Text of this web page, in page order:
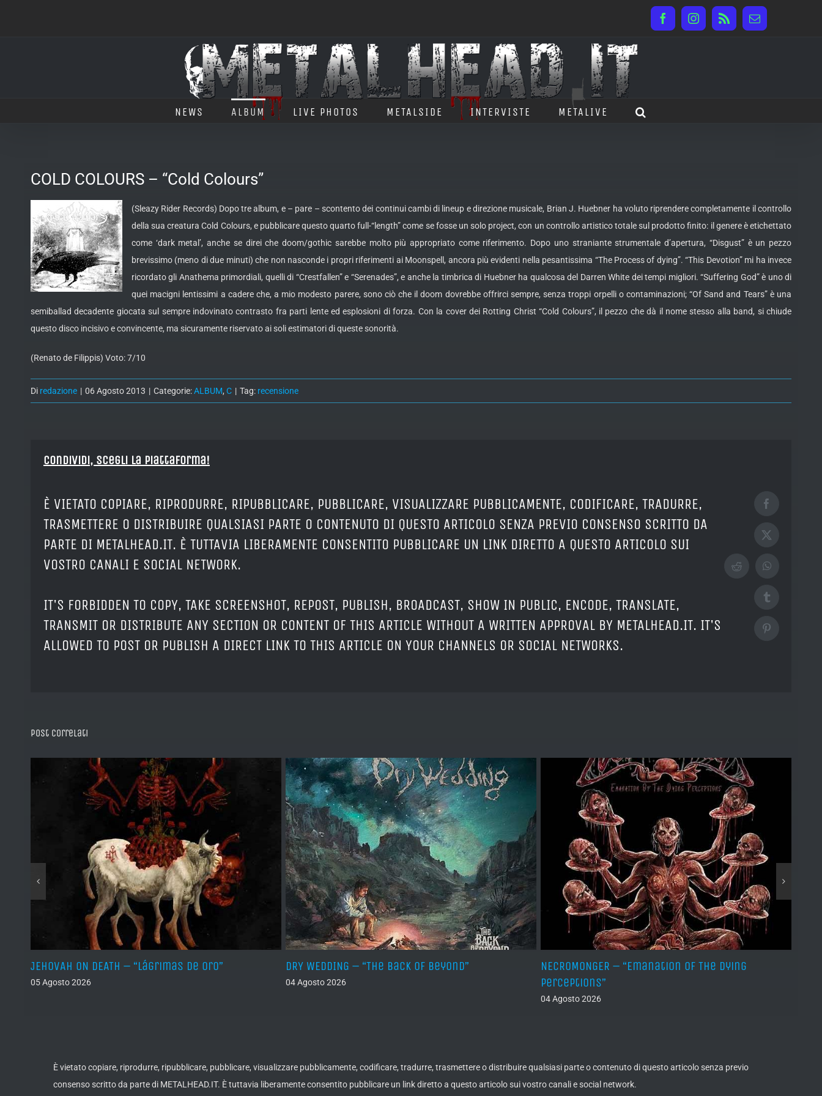
FacebookInstagram
Rss Email
NEWS ALBUM LIVE PHOTOS METALSIDE INTERVISTE METALIVE
COLD COLOURS – “Cold Colours”
(Sleazy Rider Records) Dopo tre album, e – pare – scontento dei continui cambi di lineup e direzione musicale, Brian J. Huebner ha voluto riprendere completamente il controllo
della sua creatura Cold Colours, e pubblicare questo quarto full-“length” come se fosse un solo project, con un controllo artistico totale sul prodottofinito: il genere è etichettato
come ‘dark metal’, anche se direi che doom/gothic sarebbe molto più appropriato come riferimento. Dopo uno straniante strumentale d’apertura, “Disgust” è un pezzo
brevissimo (meno di due minuti) che non nasconde i propri riferimenti ai Moonspell, ancora più evidenti nella pesantissima “The Process of dying”. “This Devotion” mi ha invece
ricordato gli Anathema primordiali, quelli di “Crestfallen” e “Serenades”, e anche la timbrica di Huebner ha qualcosa del Darren White dei tempi migliori. “Suffering God” è uno di
quei macigni lentissimi a cadere che, a mio modesto parere, sono ciò che il doom dovrebbe offrirci sempre, senza troppi orpelli o contaminazioni; “Of Sand and Tears” è una
semiballad decadente giocata sul sempre indovinato contrasto fra parti lente ed esplosioni di forza. Con la cover dei Rotting Christ “Cold Colours”, il pezzo che dà il nome stesso alla band, si chiude
questo disco incisivo e convincente, ma sicuramente riservato ai soli estimatori di queste sonorità.
(Renato de Filippis) Voto: 7/10
Di redazione | 06 Agosto 2013 | Categorie:ALBUM, C | Tag: recensione
Condividi, Scegli la piattaforma!
È VIETATO COPIARE, RIPRODURRE, RIPUBBLICARE, PUBBLICARE, VISUALIZZARE PUBBLICAMENTE, CODIFICARE, TRADURRE,
TRASMETTERE O DISTRIBUIRE QUALSIASI PARTE O CONTENUTO DI QUESTO ARTICOLO SENZA PREVIO CONSENSO SCRITTO DA
PARTE DI METALHEAD.IT. È TUTTAVIA LIBERAMENTE CONSENTITO PUBBLICARE UN LINK DIRETTO A QUESTO ARTICOLO SUI
VOSTRO CANALI E SOCIAL NETWORK.
IT'S FORBIDDEN TO COPY, TAKE SCREENSHOT, REPOST, PUBLISH, BROADCAST, SHOW IN PUBLIC, ENCODE, TRANSLATE,
TRANSMIT OR DISTRIBUTE ANY SECTION OR CONTENT OF THIS ARTICLE WITHOUT A WRITTEN APPROVAL BY METALHEAD.IT. IT'S
ALLOWED TO POST OR PUBLISH A DIRECT LINK TO THIS ARTICLE ON YOUR CHANNELS OR SOCIAL NETWORKS.
Facebook
X
RedditWhatsApp
Tumblr
Pinterest
Post correlati
JEHOVAH ON DEATH – “Lágrimas de Oro”
05 Agosto 2026
DRY WEDDING – “The Back Of Beyond”
04 Agosto 2026
NECROMONGER – “Emanation Of The Dying
Perceptions”
04 Agosto 2026
È vietato copiare, riprodurre, ripubblicare, pubblicare, visualizzare pubblicamente, codificare, tradurre, trasmettere o distribuire qualsiasi parte o contenuto di questo articolo senza previo
consenso scritto da parte di METALHEAD.IT. È tuttavia liberamente consentito pubblicare un link diretto a questo articolo sui vostro canali e social network.